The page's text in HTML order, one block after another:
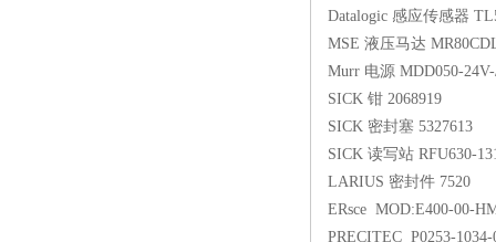
Datalogic 感应传感器
MSE 液压马达
Murr 电源 MDD050-
SICK 钳 2068919
SICK 密封塞 5327613
SICK 读写站 RFU630-
LARIUS 密封件 7520
ERsce MOD:E400-00-
PRECITEC P0253-